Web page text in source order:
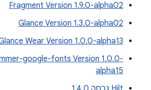
Fragment Version 1.9.0-alpha02
Glance Version 1.3.0-alpha02
Wear Version 1.0.0-alpha13
google-fonts Version 1.0.0-
alpha15